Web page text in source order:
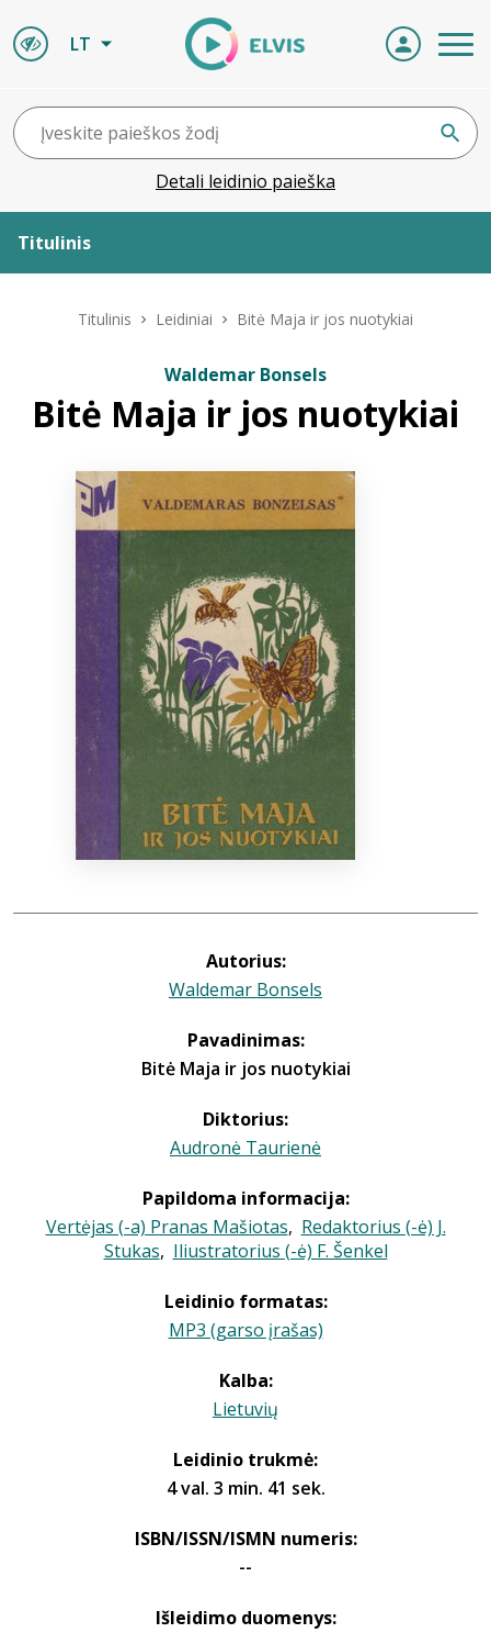
LT
Detali leidinio paieška
Titulinis
ELVIS atvyksta
Naujienos
Titulinis Leidiniai Bitė Maja ir jos nuotykiai
Waldemar Bonsels
Bitė Maja ir jos nuotykiai
Autorius:
Waldemar Bonsels
Pavadinimas:
Bitė Maja ir jos nuotykiai
Diktorius:
Audronė Taurienė
Papildoma informacija:
Vertėjas (-a) Pranas Mašiotas, Redaktorius (-ė) J.
Stukas, Iliustratorius (-ė) F. Šenkel
Leidinio formatas:
MP3 (garso įrašas)
Kalba:
Lietuvių
Leidinio trukmė:
4 val. 3 min. 41 sek.
ISBN/ISSN/ISMN numeris:
--
Išleidimo duomenys: